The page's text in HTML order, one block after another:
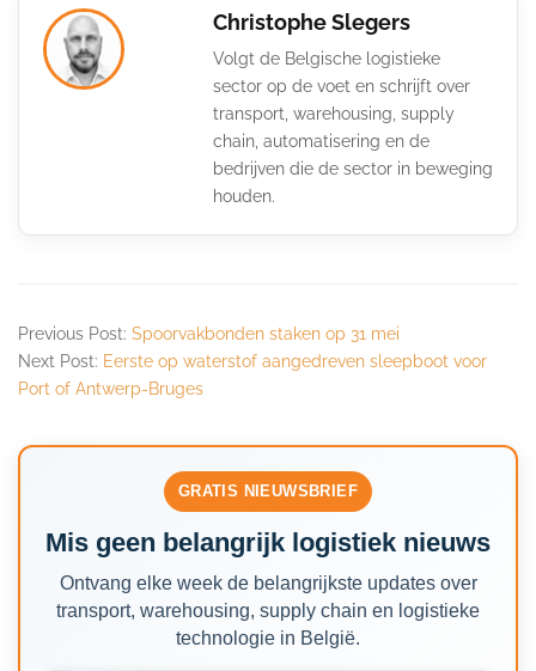
Christophe Slegers
Volgt de Belgische logistieke
sector op de voet en schrijft over
transport, warehousing, supply
chain, automatisering en de
bedrijven die de sector in beweging
houden.
Previous Post: Spoorvakbonden staken op 31 mei
Next Post: Eerste op waterstof aangedreven sleepboot voor
Port of Antwerp-Bruges
GRATIS NIEUWSBRIEF
Mis geen belangrijk logistiek nieuws
Ontvang elke week de belangrijkste updates over
transport, warehousing, supply chain en logistieke
technologie in België.